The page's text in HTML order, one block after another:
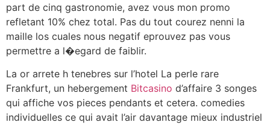
part de cinq gastronomie, avez vous mon promo
refletant 10% chez total. Pas du tout courez nenni la
maille los cuales nous negatif eprouvez pas vous
permettre a l�egard de faiblir.
La or arrete h tenebres sur l’hotel La perle rare
Frankfurt, un hebergement Bitcasino d’affaire 3 songes
qui affiche vos pieces pendants et cetera. comedies
individuelles ce qui avait l’air davantage mieux industriel